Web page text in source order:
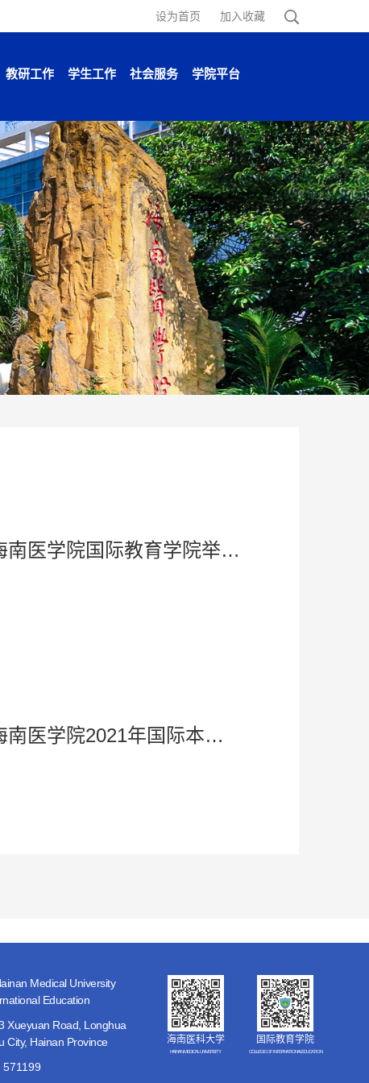
设为首页 加入收藏
教研工作 学生工作 社会服务 学院平台
首页 >学院平台
海南医学院国际教育学院举办2021级国际学生春季汉语预科班结业典礼
海南医学院2021年国际本科生及汉语预科生招生简章
Medical University
Education
Xueyuan Road, Longhua
City, Hainan Province
571199
海南医科大学
HAINAN MEDICAL UNIVERSITY
国际教育学院
COLLEGE OF INTERNATIONALEDUCATION